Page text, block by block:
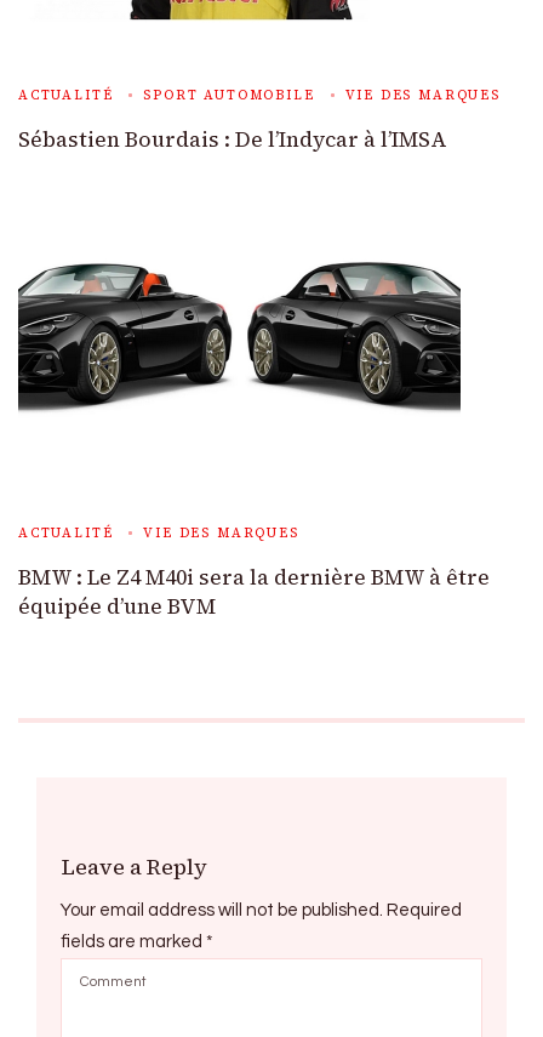
ACTUALITÉ SPORT AUTOMOBILE VIE DES MARQUES
Sébastien Bourdais : De l’Indycar à l’IMSA
ACTUALITÉ VIE DES MARQUES
BMW : Le Z4 M40i sera la dernière BMW à être
équipée d’une BVM
Leave a Reply
Your email address will not be published.
Required
fields are marked *